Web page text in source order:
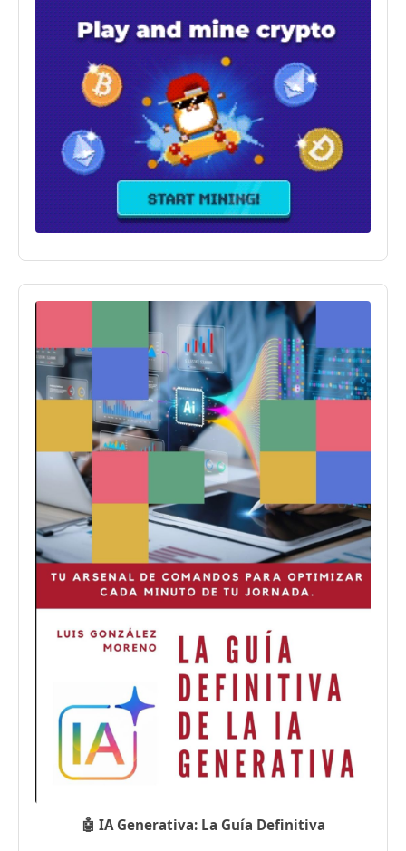
🤖 IA Generativa: La Guía Definitiva